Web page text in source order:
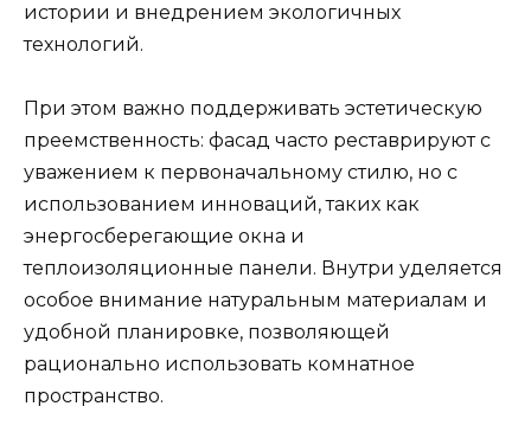
истории и внедрением экологичных
технологий.
При этом важно поддерживать эстетическую
преемственность: фасад часто реставрируют с
уважением к первоначальному стилю, но с
использованием инноваций, таких как
энергосберегающие окна и
теплоизоляционные панели. Внутри уделяется
особое внимание натуральным материалам и
удобной планировке, позволяющей
рационально использовать комнатное
пространство.